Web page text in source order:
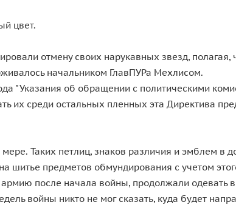
цвет.
отмену своих нарукавных звезд,
начальником ГлавПУРа Мехлисом.
"Указания об обращении с политическими
их среди остальных пленных эта Директива
Таких петлиц, знаков различия и эмблем в
шитье предметов обмундирования с учетом
после начала войны, продолжали одевать
войны никто не мог сказать, куда будет